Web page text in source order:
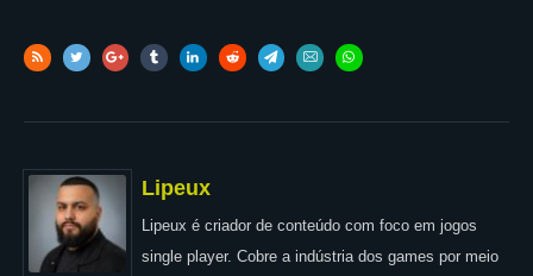
Lipeux
Lipeux é criador de conteúdo com foco em jogos
single player. Cobre a indústria dos games por meio